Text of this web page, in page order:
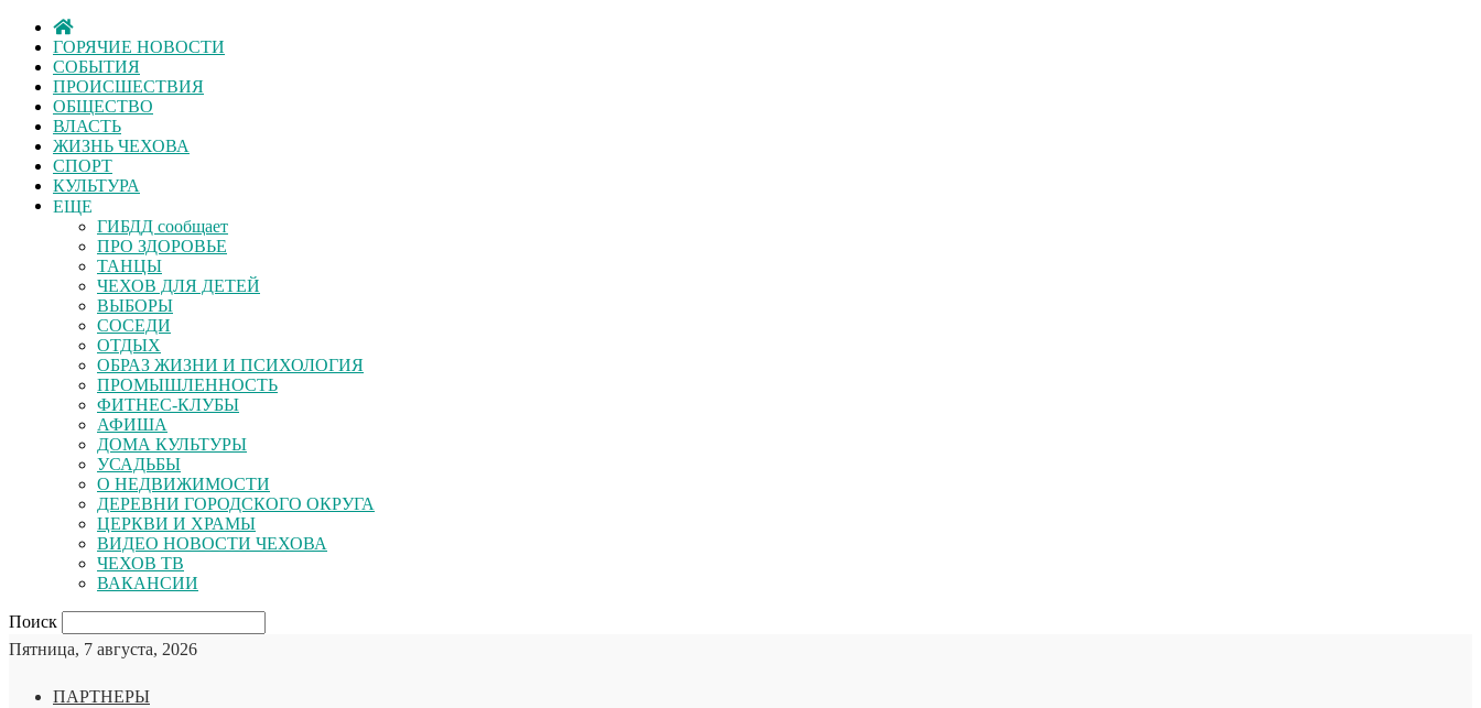
ГОРЯЧИЕ НОВОСТИ
СОБЫТИЯ
ПРОИСШЕСТВИЯ
ОБЩЕСТВО
ВЛАСТЬ
ЖИЗНЬ ЧЕХОВА
СПОРТ
КУЛЬТУРА
ЕЩЕ
ГИБДД сообщает
ПРО ЗДОРОВЬЕ
ТАНЦЫ
ЧЕХОВ ДЛЯ ДЕТЕЙ
ВЫБОРЫ
СОСЕДИ
ОТДЫХ
ОБРАЗ ЖИЗНИ И ПСИХОЛОГИЯ
ПРОМЫШЛЕННОСТЬ
ФИТНЕС-КЛУБЫ
АФИША
ДОМА КУЛЬТУРЫ
УСАДЬБЫ
О НЕДВИЖИМОСТИ
ДЕРЕВНИ ГОРОДСКОГО ОКРУГА
ЦЕРКВИ И ХРАМЫ
ВИДЕО НОВОСТИ ЧЕХОВА
ЧЕХОВ ТВ
ВАКАНСИИ
Поиск
Пятница, 7 августа, 2026
ПАРТНЕРЫ